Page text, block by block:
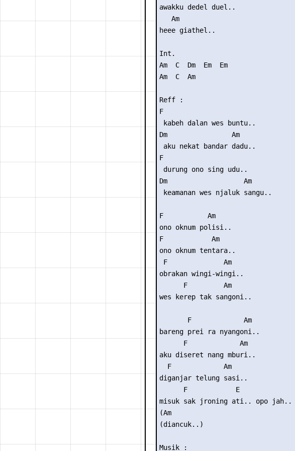
awakku dedel duel..
   Am
heee giathel..
Int.
Am  C  Dm  Em  Em
Am  C  Am
Reff :
F
kabeh dalan wes buntu..
Dm                Am
aku nekat bandar dadu..
F
durung ono sing udu..
Dm                   Am
keamanan wes njaluk sangu..
F           Am
ono oknum polisi..
F            Am
ono oknum tentara..
F              Am
obrakan wingi-wingi..
      F         Am
wes kerep tak sangoni..
       F             Am
bareng prei ra nyangoni..
      F             Am
aku diseret nang mburi..
  F             Am
diganjar telung sasi..
      F            E
misuk sak jroning ati.. opo jah..
(Am
(diancuk..)
Musik :